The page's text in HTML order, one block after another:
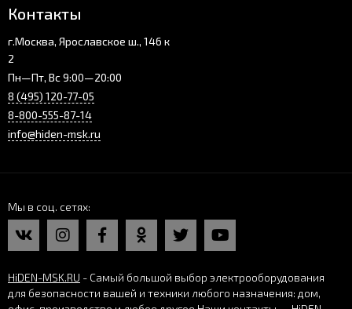
Контакты
г.Москва, Ярославское ш., 146 к
2
Пн—Пт, Вс 9:00—20:00
8 (495) 120-77-05
8-800-555-87-14
info@hiden-msk.ru
Мы в соц. сетях
HiDEN-MSK.RU - Самый большой выбор электрооборудования
для безопасности вашей и техники любого назначения: дом,